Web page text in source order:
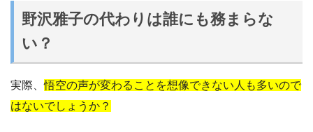
野沢雅子の代わりは誰にも務まらな
い？
実際、悟空の声が変わることを想像できない人も多いので
はないでしょうか？